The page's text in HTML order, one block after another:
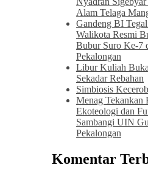
Alam Telaga
Gandeng BI
Walikota Resmi
Bubur Suro Ke-7
Pekalongan
Libur Kuliah
Sekadar Rebahan
Simbiosis
Menag Tekankan
Ekoteologi dan
Sambangi UIN
Pekalongan
Komentar